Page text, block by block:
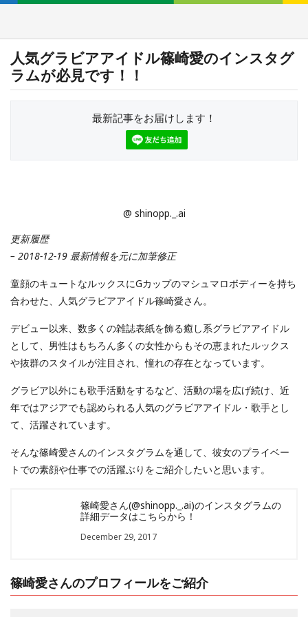
人気グラビアアイドル篠崎愛のインスタグ
ラムが必見です！！
最新記事をお届けします！
@ shinopp._.ai
更新履歴
– 2018-12-19 最新情報を元に加筆修正
童顔のキュートなルックスにGカップのマシュマロボディーを持ち
合わせた、人気グラビアアイドル篠崎愛さん。
デビュー以来、数多くの雑誌表紙を飾る癒し系グラビアアイドル
として、男性はもちろん多くの女性からもその恵まれたルックス
や抜群のスタイルが注目され、憧れの存在となっています。
グラビア以外にも歌手活動をするなど、活動の場を広げ続け、近
年ではアジアでも認められる人気のグラビアアイドル・歌手とし
て、活躍されています。
そんな篠崎愛さんのインスタグラムを通して、彼女のプライベー
トでの素顔や仕事での活躍ぶりをご紹介したいと思います。
篠崎愛さん(@shinopp._.ai)のインスタグラムの
詳細データはこちらから！
December 29, 2017
篠崎愛さんのプロフィールをご紹介